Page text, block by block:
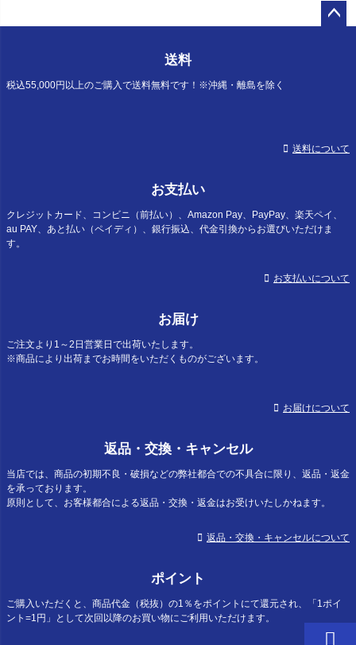
送料
税込55,000円以上のご購入で送料無料です！※沖縄・離島を除く
送料について
お支払い
クレジットカード、コンビニ（前払い）、Amazon Pay、PayPay、楽天ペイ、
au PAY、あと払い（ペイディ）、銀行振込、代金引換からお選びいただけま
す。
お支払いについて
お届け
ご注文より1～2日営業日で出荷いたします。
※商品により出荷までお時間をいただくものがございます。
お届けについて
返品・交換・キャンセル
当店では、商品の初期不良・破損などの弊社都合での不具合に限り、返品・返金
を承っております。
原則として、お客様都合による返品・交換・返金はお受けいたしかねます。
返品・交換・キャンセルについて
ポイント
ご購入いただくと、商品代金（税抜）の1％をポイントにて還元され、「1ポイ
ント=1円」として次回以降のお買い物にご利用いただけます。